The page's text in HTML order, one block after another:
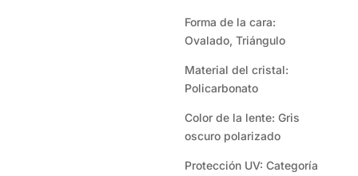
Forma de la cara:
Ovalado, Triángulo
Material del cristal:
Policarbonato
Color de la lente: Gris
oscuro polarizado
Protección UV: Categoría